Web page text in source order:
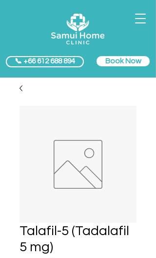
📞 +66 612 688 894 Book Now
Talafil-5 (Tadalafil
5 mg)